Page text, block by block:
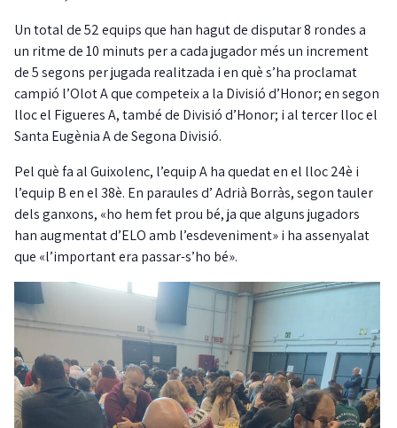
Un total de 52 equips que han hagut de disputar 8 rondes a
un ritme de 10 minuts per a cada jugador més un increment
de 5 segons per jugada realitzada i en què s’ha proclamat
campió l’Olot A que competeix a la Divisió d’Honor; en segon
lloc el Figueres A, també de Divisió d’Honor; i al tercer lloc el
Santa Eugènia A de Segona Divisió.
Pel què fa al Guixolenc, l’equip A ha quedat en el lloc 24è i
l’equip B en el 38è. En paraules d’ Adrià Borràs, segon tauler
dels ganxons, «ho hem fet prou bé, ja que alguns jugadors
han augmentat d’ELO amb l’esdeveniment» i ha assenyalat
que «l’important era passar-s’ho bé».